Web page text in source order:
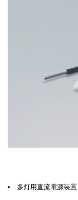
多灯用直流電源装